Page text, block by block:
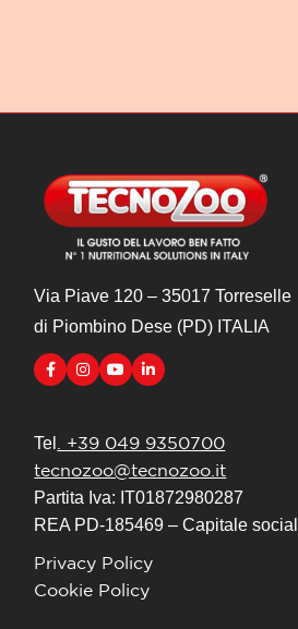
Via Piave 120 – 35017 Torreselle
di Piombino Dese (PD) ITALIA
Tel
. +39 049 9350700
tecnozoo@tecnozoo.it
Partita Iva: IT01872980287
REA PD-185469 – Capitale
Privacy Policy
Cookie Policy